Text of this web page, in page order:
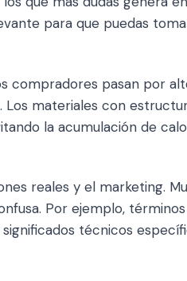
para que puedas
compradores pasan por
materiales con
la acumulación de
reales y el marketing.
Por ejemplo,
técnicos